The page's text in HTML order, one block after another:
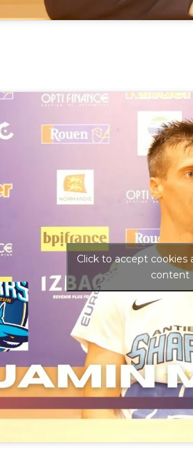
Click to accept cookies
content